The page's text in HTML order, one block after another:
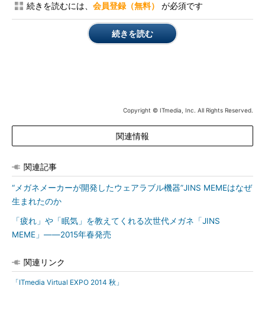
続きを読むには、 会員登録（無料） が必須です
続きを読む
Copyright © ITmedia, Inc. All Rights Reserved.
関連情報
関連記事
“メガネメーカーが開発したウェアラブル機器”JINS MEMEはなぜ
生まれたのか
「疲れ」や「眠気」を教えてくれる次世代メガネ「JINS
MEME」――2015年春発売
関連リンク
「ITmedia Virtual EXPO 2014 秋」